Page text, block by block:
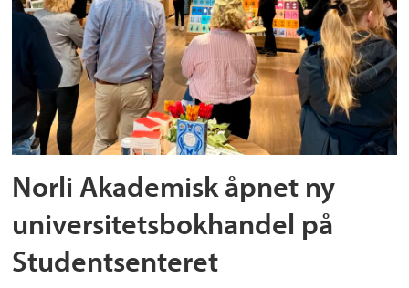
Norli Akademisk åpnet ny
universitetsbokhandel på
Studentsenteret